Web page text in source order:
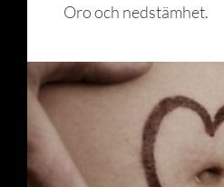
Oro och nedstämhet.